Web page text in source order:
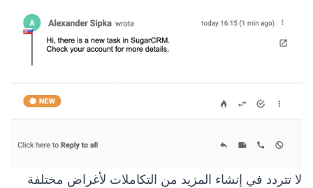
لا تتردد في إنشاء المزيد من التكاملات لأغراض مختلفة